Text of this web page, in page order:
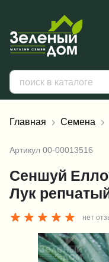
Главная Семена
Артикул 00-00013516
Сеншуй
Лук
нет